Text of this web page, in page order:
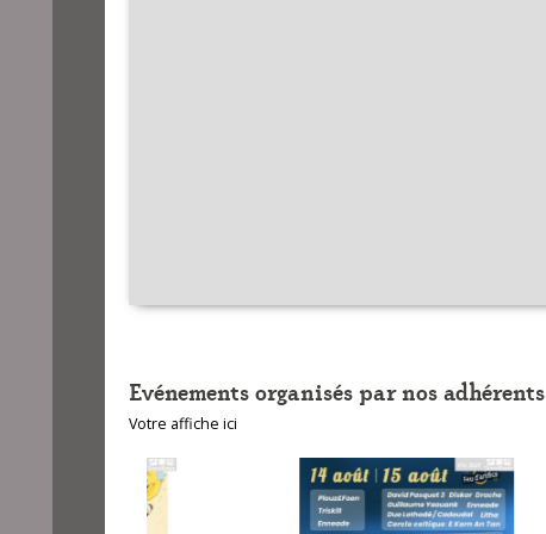
Evénements organisés par nos adhérents
Votre affiche ici